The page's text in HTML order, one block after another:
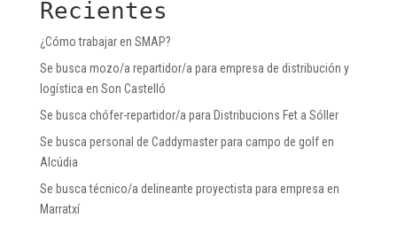
Recientes
¿Cómo trabajar en SMAP?
Se busca mozo/a repartidor/a para empresa de distribución y
logística en Son Castelló
Se busca chófer-repartidor/a para Distribucions Fet a Sóller
Se busca personal de Caddymaster para campo de golf en
Alcúdia
Se busca técnico/a delineante proyectista para empresa en
Marratxí